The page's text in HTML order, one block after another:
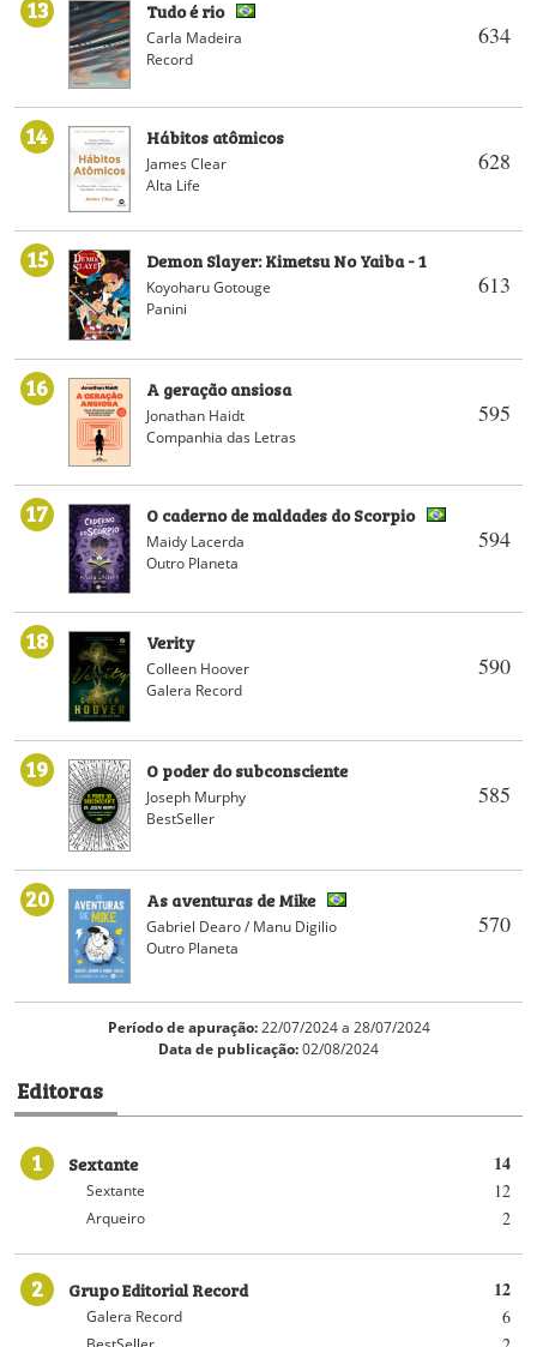
13
634
Tudo é rio
Carla Madeira
Record
14
628
Hábitos atômicos
James Clear
Alta Life
15
613
Demon Slayer: Kimetsu No Yaiba - 1
Koyoharu Gotouge
Panini
16
595
A geração ansiosa
Jonathan Haidt
Companhia das Letras
17
594
O caderno de maldades do Scorpio
Maidy Lacerda
Outro Planeta
18
590
Verity
Colleen Hoover
Galera Record
19
585
O poder do subconsciente
Joseph Murphy
BestSeller
20
570
As aventuras de Mike
Gabriel Dearo / Manu Digilio
Outro Planeta
Período de apuração:22/07/2024 a 28/07/2024
Data de publicação:02/08/2024
Editoras
1 14
Sextante
12
Sextante
2
Arqueiro
2 12
Grupo Editorial Record
6
Galera Record